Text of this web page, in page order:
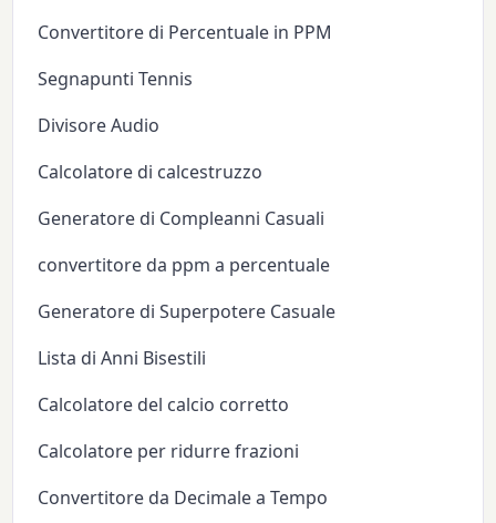
Convertitore di Percentuale in PPM
Segnapunti Tennis
Divisore Audio
Calcolatore di calcestruzzo
Generatore di Compleanni Casuali
convertitore da ppm a percentuale
Generatore di Superpotere Casuale
Lista di Anni Bisestili
Calcolatore del calcio corretto
Calcolatore per ridurre frazioni
Convertitore da Decimale a Tempo